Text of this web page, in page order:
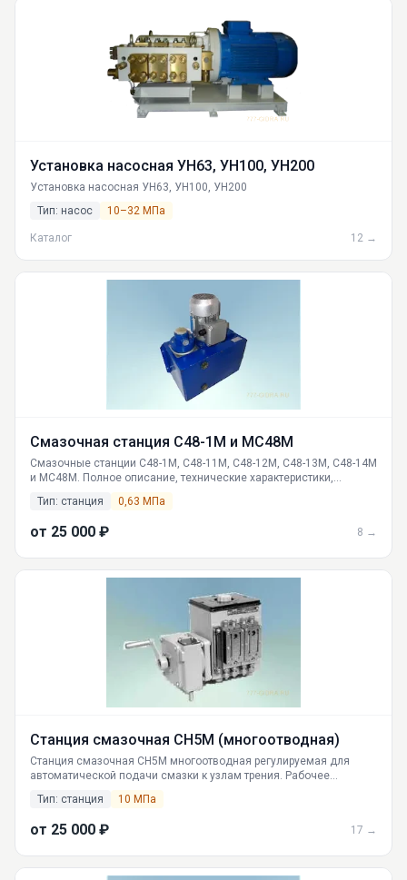
Установка насосная УН63, УН100, УН200
Установка насосная УН63, УН100, УН200
Тип: насос
10–32 МПа
Каталог 12 →
Смазочная станция С48-1М и МС48М
Смазочные станции С48-1М, С48-11М, С48-12М, С48-13М, С48-14М
и МС48М. Полное описание, технические характеристики,
от ГИДРАВЛИКА. Доставка по РФ.
Тип: станция 0,63 МПа
от 25 000 ₽ 8 →
Станция смазочная СН5М (многоотводная)
Станция смазочная СН5М многоотводная регулируемая для
автоматической подачи смазки к узлам трения. Рабочее
Доставка по РФ от поставщика ГИДРАВЛИКА.
Тип: станция 10 МПа
от 25 000 ₽ 17 →